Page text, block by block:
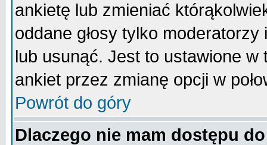
ankietę lub zmieniać
oddane głosy tylko
lub usunąć. Jest to ustawione w
ankiet przez zmianę opcji w
Powrót do góry
Dlaczego nie mam dostępu